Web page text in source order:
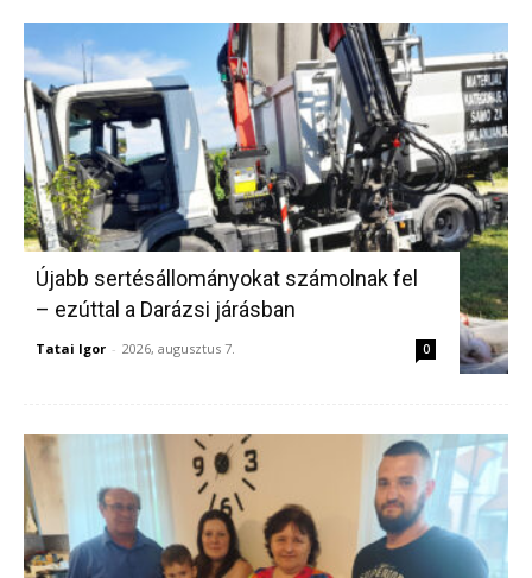
Újabb sertésállományokat számolnak fel
– ezúttal a Darázsi járásban
Tatai Igor - 2026, augusztus 7. 0